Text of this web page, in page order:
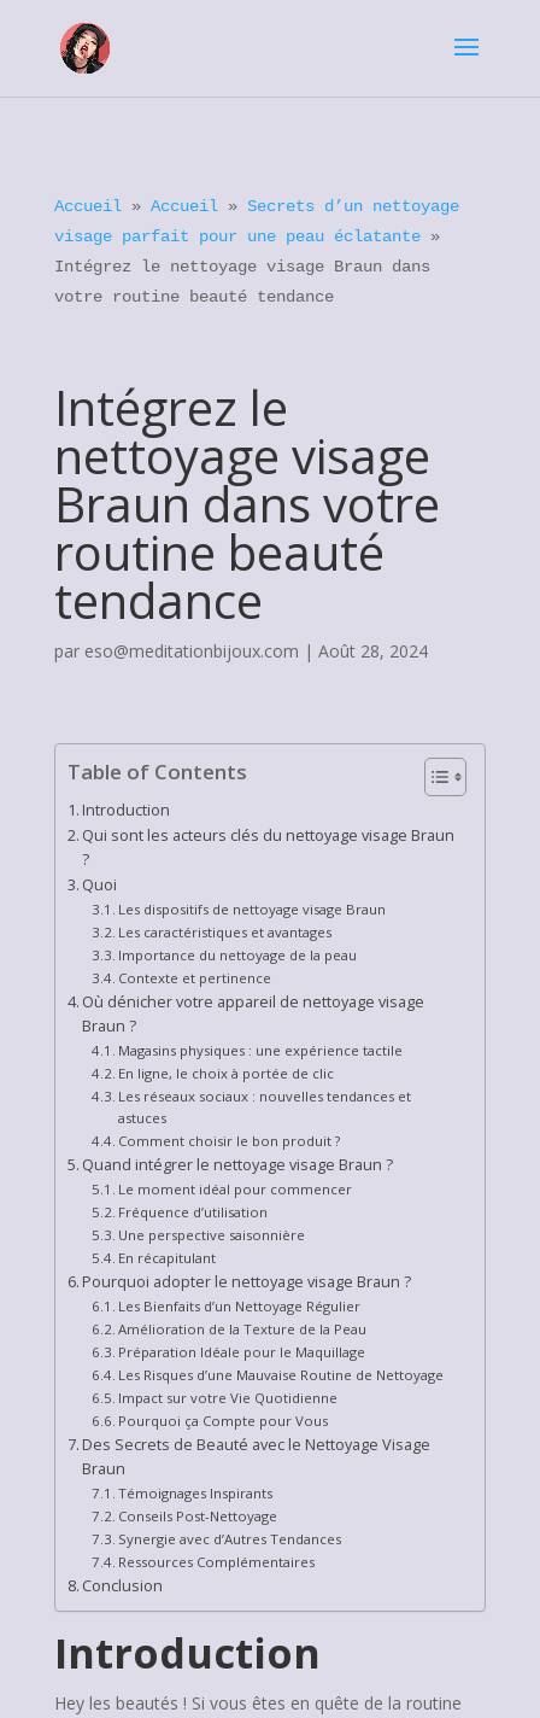
Accueil» Accueil» Secrets d’un nettoyage
visage parfait pour une peau éclatante»
Intégrez le nettoyage visage Braun dans
votre routine beauté tendance
Intégrez le
nettoyage visage
Braun dans votre
routine beauté
tendance
par eso@meditationbijoux.com | Août 28, 2024
Table of Contents
Introduction
Qui sont les acteurs clés du nettoyage visage Braun
?
Quoi
Les dispositifs de nettoyage visage Braun
Les caractéristiques et avantages
Importance du nettoyage de la peau
Contexte et pertinence
Où dénicher votre appareil de nettoyage visage
Braun ?
Magasins physiques : une expérience tactile
En ligne, le choix à portée de clic
Les réseaux sociaux : nouvelles tendances et
astuces
Comment choisir le bon produit ?
Quand intégrer le nettoyage visage Braun ?
Le moment idéal pour commencer
Fréquence d’utilisation
Une perspective saisonnière
En récapitulant
Pourquoi adopter le nettoyage visage Braun ?
Les Bienfaits d’un Nettoyage Régulier
Amélioration de la Texture de la Peau
Préparation Idéale pour le Maquillage
Les Risques d’une Mauvaise Routine de Nettoyage
Impact sur votre Vie Quotidienne
Pourquoi ça Compte pour Vous
Des Secrets de Beauté avec le Nettoyage Visage
Braun
Témoignages Inspirants
Conseils Post-Nettoyage
Synergie avec d’Autres Tendances
Ressources Complémentaires
Conclusion
Introduction
Hey les beautés ! Si vous êtes en quête de la routine